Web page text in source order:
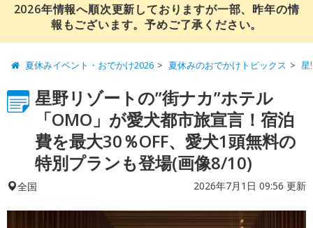
2026年情報へ順次更新しておりますが一部、昨年の情
報もございます。予めご了承ください。
夏休みイベント・おでかけ2026 夏休みのおでかけトピックス 星
星野リゾートの”街ナカ”ホテル
「OMO」が愛犬都市旅宣言！宿泊
費を最大30％OFF、愛犬1頭無料の
特別プランも登場(画像8/10)
全国 2026年7月1日 09:56 更新